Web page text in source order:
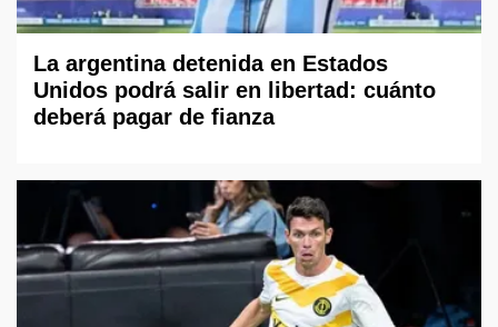
La argentina detenida en Estados
Unidos podrá salir en libertad: cuánto
deberá pagar de fianza